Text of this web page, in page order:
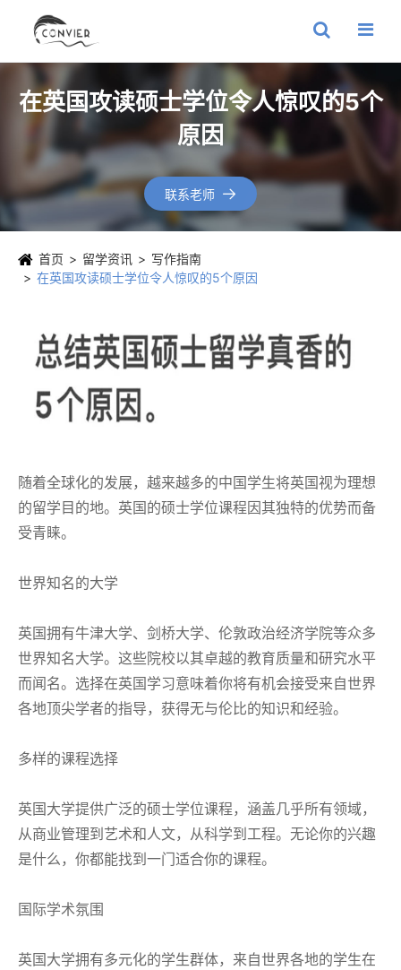
在英国攻读硕士学位令人惊叹的5个
原因
联系老师 
首页 留学资讯
写作指南
在英国攻读硕士学位令人惊叹的5个原因
随着全球化的发展，越来越多的中国学生将英国视为理想
的留学目的地。英国的硕士学位课程因其独特的优势而备
受青睐。
世界知名的大学
英国拥有牛津大学、剑桥大学、伦敦政治经济学院等众多
世界知名大学。这些院校以其卓越的教育质量和研究水平
而闻名。选择在英国学习意味着你将有机会接受来自世界
各地顶尖学者的指导，获得无与伦比的知识和经验。
多样的课程选择
英国大学提供广泛的硕士学位课程，涵盖几乎所有领域，
从商业管理到艺术和人文，从科学到工程。无论你的兴趣
是什么，你都能找到一门适合你的课程。
国际学术氛围
英国大学拥有多元化的学生群体，来自世界各地的学生在